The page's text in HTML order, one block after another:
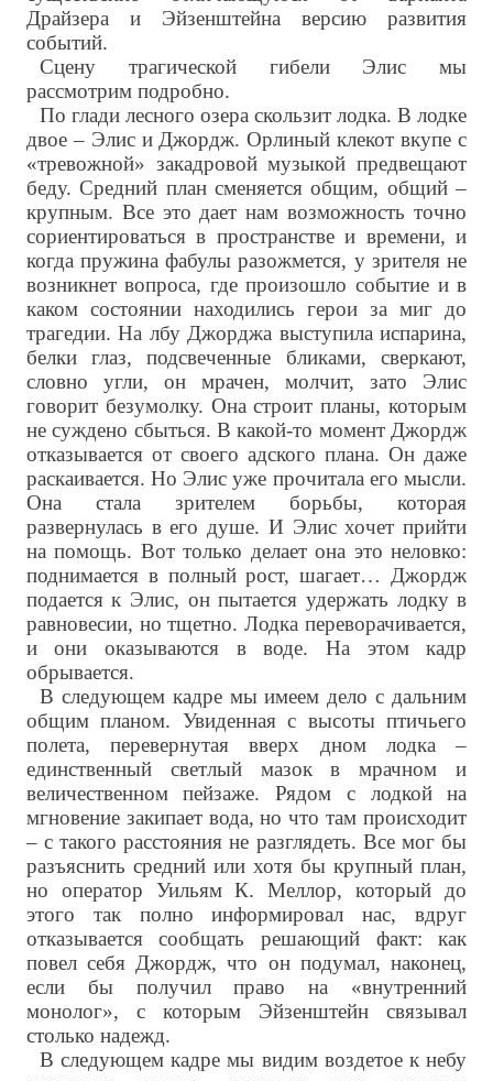
Драйзера и Эйзенштейна версию развития
событий.
Сцену трагической гибели Элис мы
рассмотрим подробно.
По глади лесного озера скользит лодка. В лодке
двое – Элис и Джордж. Орлиный клекот вкупе с
«тревожной» закадровой музыкой предвещают
беду. Средний план сменяется общим, общий –
крупным. Все это дает нам возможность точно
сориентироваться в пространстве и времени, и
когда пружина фабулы разожмется, у зрителя не
возникнет вопроса, где произошло событие и в
каком состоянии находились герои за миг до
трагедии. На лбу Джорджа выступила испарина,
белки глаз, подсвеченные бликами, сверкают,
словно угли, он мрачен, молчит, зато Элис
говорит безумолку. Она строит планы, которым
не суждено сбыться. В какой-то момент Джордж
отказывается от своего адского плана. Он даже
раскаивается. Но Элис уже прочитала его мысли.
Она стала зрителем борьбы, которая
развернулась в его душе. И Элис хочет прийти
на помощь. Вот только делает она это неловко:
поднимается в полный рост, шагает… Джордж
подается к Элис, он пытается удержать лодку в
равновесии, но тщетно. Лодка переворачивается,
и они оказываются в воде. На этом кадр
обрывается.
В следующем кадре мы имеем дело с дальним
общим планом. Увиденная с высоты птичьего
полета, перевернутая вверх дном лодка –
единственный светлый мазок в мрачном и
величественном пейзаже. Рядом с лодкой на
мгновение закипает вода, но что там происходит
– с такого расстояния не разглядеть. Все мог бы
разъяснить средний или хотя бы крупный план,
но оператор Уильям К. Меллор, который до
этого так полно информировал нас, вдруг
отказывается сообщать решающий факт: как
повел себя Джордж, что он подумал, наконец,
если бы получил право на «внутренний
монолог», с которым Эйзенштейн связывал
столько надежд.
В следующем кадре мы видим воздетое к небу